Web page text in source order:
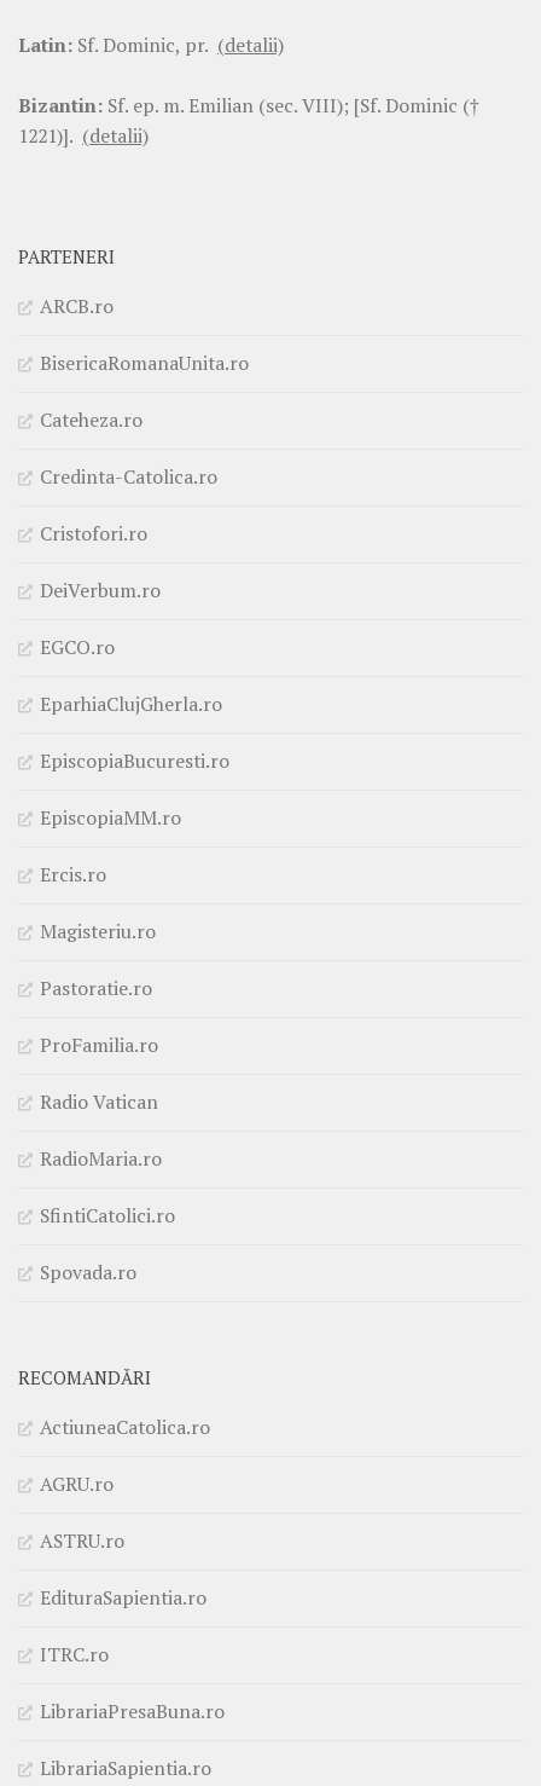
Latin: Sf. Dominic, pr. (detalii)
Bizantin: Sf. ep. m. Emilian (sec. VIII); [Sf. Dominic (†
1221)]. (detalii)
PARTENERI
ARCB.ro
BisericaRomanaUnita.ro
Cateheza.ro
Credinta-Catolica.ro
Cristofori.ro
DeiVerbum.ro
EGCO.ro
EparhiaClujGherla.ro
EpiscopiaBucuresti.ro
EpiscopiaMM.ro
Ercis.ro
Magisteriu.ro
Pastoratie.ro
ProFamilia.ro
Radio Vatican
RadioMaria.ro
SfintiCatolici.ro
Spovada.ro
RECOMANDĂRI
ActiuneaCatolica.ro
AGRU.ro
ASTRU.ro
EdituraSapientia.ro
ITRC.ro
LibrariaPresaBuna.ro
LibrariaSapientia.ro